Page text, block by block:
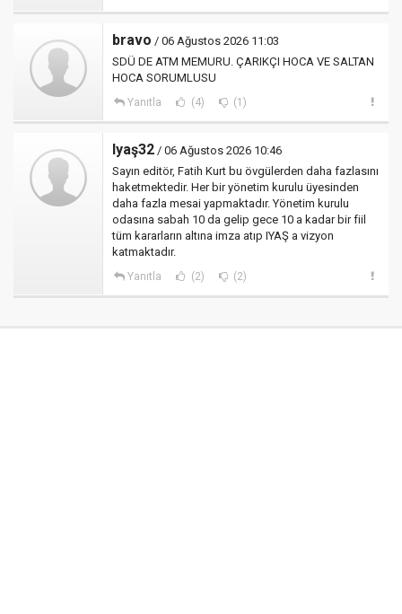
bravo / 06 Ağustos 2026 11:03
SDÜ DE ATM MEMURU. ÇARIKÇI HOCA VE SALTAN
HOCA SORUMLUSU
Yanıtla (4) (1)
Iyaş32 / 06 Ağustos 2026 10:46
Sayın editör, Fatih Kurt bu övgülerden daha fazlasını
haketmektedir. Her bir yönetim kurulu üyesinden
daha fazla mesai yapmaktadır. Yönetim kurulu
odasına sabah 10 da gelip gece 10 a kadar bir fiil
tüm kararların altına imza atıp IYAŞ a vizyon
katmaktadır.
Yanıtla (2) (2)